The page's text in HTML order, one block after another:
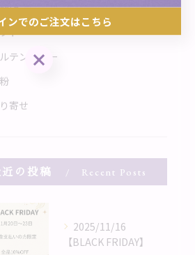
店
ト
テンフリー
寄せ
の投稿 Recent Posts
2025/11/16
【BLACK FRIDAY】
ンでのご注文はこちら
ンでのご注文はこちら